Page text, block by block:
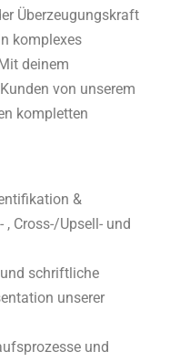
Überzeugungskraft
komplexes
deinem
von unserem
kompletten
&
Cross-/Upsell- und
schriftliche
unserer
und